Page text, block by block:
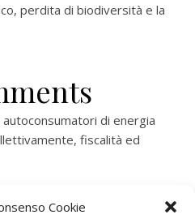
Cookie
perdita di biodiversità e la
di energia
fiscalità ed
fiscalità ed